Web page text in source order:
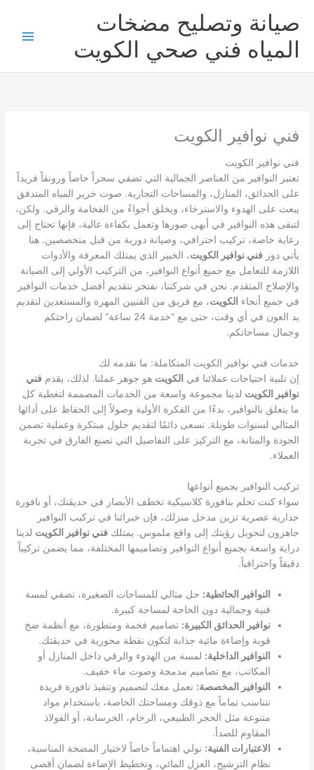
المحتوى
صيانة وتصليح مضخات
المياه فني صحي الكويت
فني نوافير الكويت
فني نوافير الكويت
تعتبر النوافير من العناصر الجمالية التي تضفي سحراً خاصاً ورونقاً فريداً
على الحدائق، المنازل، والمساحات التجارية. صوت خرير المياه المتدفق
يبعث على الهدوء والاسترخاء، ويخلق أجواءً من الفخامة والرقي. ولكن،
لتبقى هذه النوافير في أبهى صورها وتعمل بكفاءة عالية، فإنها تحتاج إلى
رعاية خاصة، تركيب احترافي، وصيانة دورية من قبل متخصصين. هنا
يأتي دورفني نوافير الكويت، الخبير الذي يمتلك المعرفة والأدوات
اللازمة للتعامل مع جميع أنواع النوافير، من التركيب الأولي إلى الصيانة
والإصلاح المتقدم. نحن في شركتنا، نفتخر بتقديم أفضل خدمات النوافير
في جميع أنحاء الكويت، مع فريق من الفنيين المهرة والمستعدين لتقديم
يد العون في أي وقت، حتى مع “خدمة 24 ساعة” لضمان راحتكم
وجمال مساحاتكم.
خدمات فني نوافير الكويت المتكاملة: ما نقدمه لك
إن تلبية احتياجات عملائنا في الكويت هو جوهر عملنا. لذلك، يقدمفني
نوافير الكويت لدينا مجموعة واسعة من الخدمات المصممة لتغطية كل
ما يتعلق بالنوافير، بدءًا من الفكرة الأولية وصولاً إلى الحفاظ على أدائها
المثالي لسنوات طويلة. نسعى دائمًا لتقديم حلول مبتكرة وعملية تضمن
الجودة والمتانة، مع التركيز على التفاصيل التي تصنع الفارق في تجربة
العملاء.
تركيب النوافير بجميع أنواعها
سواء كنت تحلم بنافورة كلاسيكية تخطف الأبصار في حديقتك، أو نافورة
جدارية عصرية تزين مدخل منزلك، فإن خبرائنا في تركيب النوافير
جاهزون لتحويل رؤيتك إلى واقع ملموس. يمتلكفني نوافير الكويت لدينا
دراية واسعة بجميع أنواع النوافير وتصاميمها المختلفة، مما يضمن تركيباً
دقيقاً واحترافياً.
النوافير الحائطية: حل مثالي للمساحات الصغيرة، تضفي لمسة
فنية وجمالية دون الحاجة لمساحة كبيرة.
نوافير الحدائق الكبيرة: تصاميم فخمة ومتطورة، مع أنظمة ضخ
قوية وإضاءة مائية جذابة لتكون نقطة محورية في حديقتك.
النوافير الداخلية: لمسة من الهدوء والرقي داخل المنازل أو
المكاتب، مع تصاميم مدمجة وصوت ماء خفيف.
النوافير المخصصة: نعمل معك لتصميم وتنفيذ نافورة فريدة
تتناسب تماماً مع ذوقك ومساحتك الخاصة، باستخدام مواد
متنوعة مثل الحجر الطبيعي، الرخام، الخرسانة، أو الفولاذ
المقاوم للصدأ.
الاعتبارات الفنية: نولي اهتماماً خاصاً لاختيار المضخة المناسبة،
نظام الترشيح، العزل المائي، وتخطيط الإضاءة لضمان أقصى